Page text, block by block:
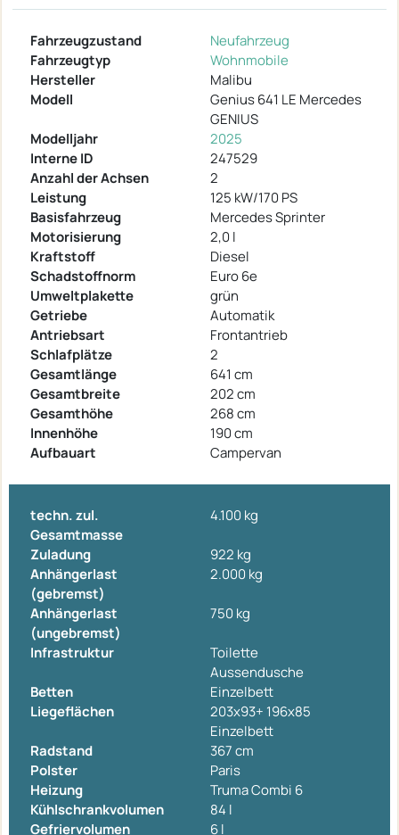
Fahrzeugzustand
Neufahrzeug
Fahrzeugtyp
Wohnmobile
Hersteller
Malibu
Modell
Genius 641 LE Mercedes
GENIUS
Modelljahr
2025
Interne ID
247529
Anzahl der Achsen
2
Leistung
125 kW/170 PS
Basisfahrzeug
Mercedes Sprinter
Motorisierung
2,0 l
Kraftstoff
Diesel
Schadstoffnorm
Euro 6e
Umweltplakette
grün
Getriebe
Automatik
Antriebsart
Frontantrieb
Schlafplätze
2
Gesamtlänge
641 cm
Gesamtbreite
202 cm
Gesamthöhe
268 cm
Innenhöhe
190 cm
Aufbauart
Campervan
techn. zul.
Gesamtmasse
4.100 kg
Zuladung
922 kg
Anhängerlast
(gebremst)
2.000 kg
Anhängerlast
(ungebremst)
750 kg
Infrastruktur
Toilette
Aussendusche
Betten
Einzelbett
Liegeflächen
203x93+ 196x85
Einzelbett
Radstand
367 cm
Polster
Paris
Heizung
Truma Combi 6
Kühlschrankvolumen
84 l
Gefriervolumen
6 l